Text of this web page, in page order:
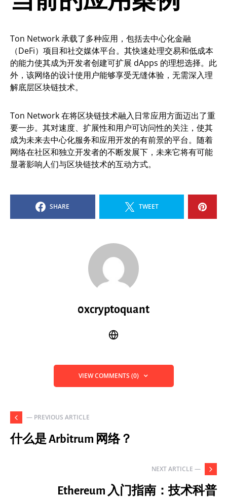
Ton Network 承载了多种应用，包括去中心化金融
（DeFi）项目和社交媒体平台。其快速处理交易和低成本
的能力使其成为开发者创建可扩展 dApps 的理想选择。此
外，该网络的设计使用户能够享受无缝体验，无需深入理
解底层区块链技术。
Ton Network 在将区块链技术融入日常应用方面迈出了重
要一步。其对速度、扩展性和用户可访问性的关注，使其
成为未来去中心化服务和应用开发的有前景的平台。随着
网络在社区和独立开发者的不断发展下，未来它将有可能
显著影响人们与区块链技术的互动方式。
SHARE TWEET
0xcryptoquant
VIEW COMMENTS (0)
— PREVIOUS ARTICLE
什么是 Arbitrum 网络？
NEXT ARTICLE —
Ethereum 入门指南：技术科普